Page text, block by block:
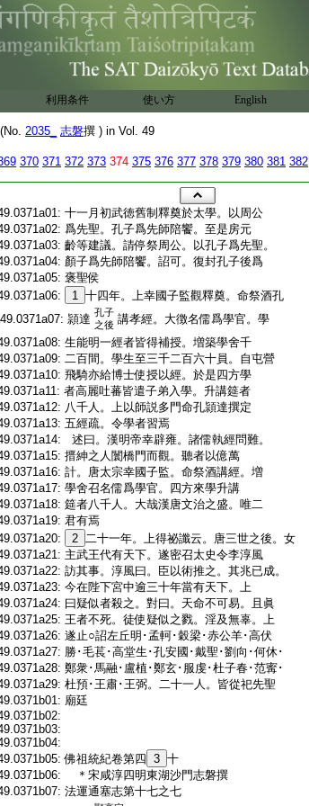
利用条件 使い方 English
2035_ 志磐撰 ) in Vol. 49
370 371 372 373 374 375 376 377 378 379 380 381 382
十一月初武徳舊制釋奠於太學。以周公
爲先聖。孔子爲先師陪饗。至是房元
齡等建議。請停祭周公。以孔子爲先聖。
顏子爲先師陪饗。詔可。復封孔子後爲
褒聖侯
1 十四年。上幸國子監觀釋奠。命祭酒孔
頴達 孔子
之後 講孝經。大徴名儒爲學官。學
生能明一經者皆得補授。増築學舍千
二百間。學生至三千二百六十員。自屯營
飛騎亦給博士使授以經。於是四方學
者高麗吐蕃皆遣子弟入學。升講筵者
八千人。上以師説多門命孔頴達撰定
五經疏。令學者習焉
述曰。漢明帝幸辟雍。諸儒執經問難。
搢紳之人闤橋門而觀。聽者以億萬
計。唐太宗幸國子監。命祭酒講經。増
學舍召名儒爲學官。四方來學升講
筵者八千人。大哉漢唐文治之盛。唯二
君有焉
2 二十一年。上得祕讖云。唐三世之後。女
主武王代有天下。遂密召太史令李淳風
訪其事。淳風曰。臣以術推之。其兆已成。
今在陛下宮中逾三十年當有天下。上
曰疑似者殺之。對曰。天命不可易。且眞
王者不死。徒使疑似之戮。淫及無辜。上
遂止○詔左丘明･孟軻･穀梁･赤公羊･高伏
勝･毛萇･高堂生･孔安國･戴聖･劉向･何休･
鄭衆･馬融･盧植･鄭玄･服虔･杜子春･范寗･
杜預･王肅･王弼。二十一人。皆從祀先聖
廟廷
佛祖統紀卷第四 3 十
＊宋咸淳四明東湖沙門志磐撰
法運通塞志第十七之七